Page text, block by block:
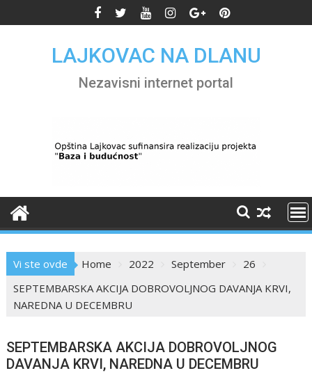
to
LAJKOVAC NA DLANU
Nezavisni internet portal
Vi ste ovde Home 2022 September
26
SEPTEMBARSKA AKCIJA DOBROVOLJNOG DAVANJA KRVI,
NAREDNA U DECEMBRU
SEPTEMBARSKA AKCIJA DOBROVOLJNOG
DAVANJA KRVI, NAREDNA U DECEMBRU